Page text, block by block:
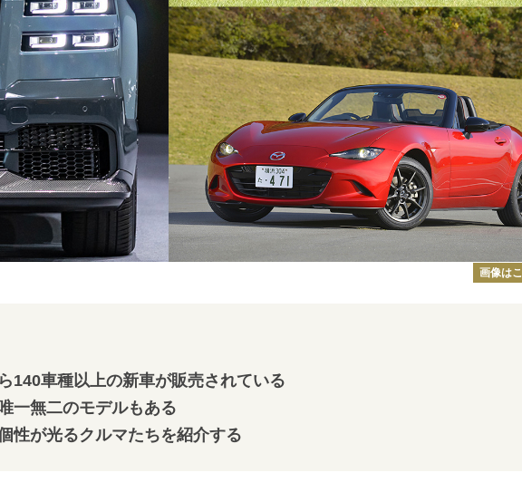
画像は
140車種以上の新車が販売されている
一無二のモデルもある
性が光るクルマたちを紹介する